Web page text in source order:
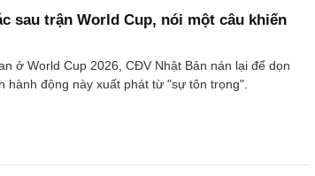
sau trận World Cup, nói một câu khiến
ở World Cup 2026, CĐV Nhật Bản nán lại để dọn
hành động này xuất phát từ "sự tôn trọng".